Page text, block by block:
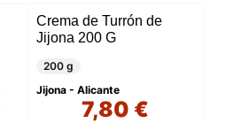
Crema de Turrón de
Jijona 200 G
200 g
Jijona - Alicante
7,80 €